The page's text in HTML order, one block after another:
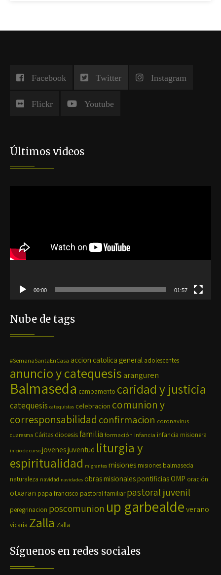
Facebook Twitter Instagram
Flickr Youtube
Últimos videos
00:00 01:57
Nube de tags
#SemanaSantaEnCasa accion catolica general adolescentes
anuncio y catequesis aranguren
Balmaseda campamento caridad y justicia
catequesis catequistas celebracion comunion y
corresponsabilidad confirmacion coronavirus
cuaresma Cáritas diocesisfamilia formación infancia infancia misionera
inicio de curso jovenesjuventud liturgia y
espiritualidad migrantes misiones misiones balmaseda
naturaleza navidad navidades obras misionales pontificias OMP oración
otxaran papa francisco pastoral familiar pastoral juvenil
peregrinacion poscomunion up garbealdeverano
vicaria Zalla Zalla
Síguenos en redes sociales